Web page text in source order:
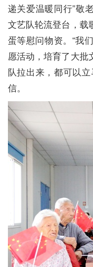
递关爱温暖同行”敬
文艺队轮流登台，载
蛋等慰问物资。“我
愿活动，培育了大批
队拉出来，都可以
信。